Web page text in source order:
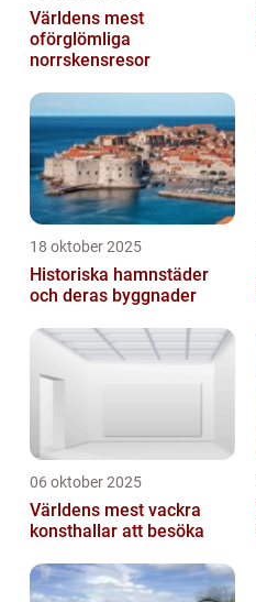
Världens mest
oförglömliga
norrskensresor
18 oktober 2025
Historiska hamnstäder
och deras byggnader
06 oktober 2025
Världens mest vackra
konsthallar att besöka